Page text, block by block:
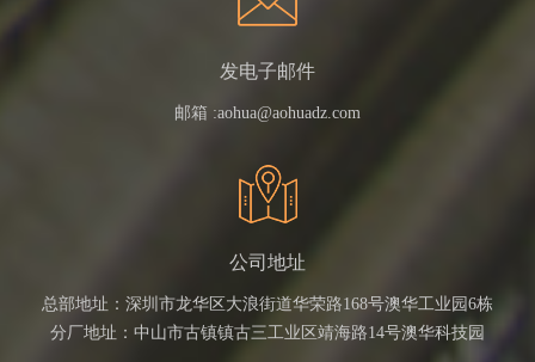
发电子邮件
邮箱 :aohua@aohuadz.com
公司地址
总部地址：深圳市龙华区大浪街道华荣路168号澳华工业园6栋
分厂地址：中山市古镇镇古三工业区靖海路14号澳华科技园